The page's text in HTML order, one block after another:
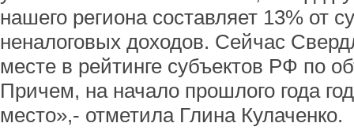
нашего региона составляет 13% от
неналоговых доходов. Сейчас
месте в рейтинге субъектов РФ по
Причем, на начало прошлого года
место»,- отметила Глина Кулаченко.